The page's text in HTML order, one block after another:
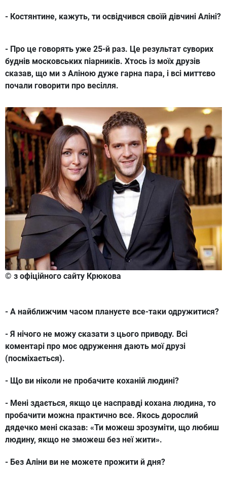
- Костянтине, кажуть, ти освідчився своїй дівчині Аліні?
- Про це говорять уже 25-й раз. Це результат суворих
буднів московських піарників. Хтось із моїх друзів
сказав, що ми з Аліною дуже гарна пара, і всі миттєво
почали говорити про весілля.
© з офіційного сайту Крюкова
- А найближчим часом плануєте все-таки одружитися?
- Я нічого не можу сказати з цього приводу. Всі
коментарі про моє одруження дають мої друзі
(посміхається).
- Що ви ніколи не пробачите коханій людині?
- Мені здається, якщо це насправді кохана людина, то
пробачити можна практично все. Якось дорослий
дядечко мені сказав: «Ти можеш зрозуміти, що любиш
людину, якщо не зможеш без неї жити».
- Без Аліни ви не можете прожити й дня?